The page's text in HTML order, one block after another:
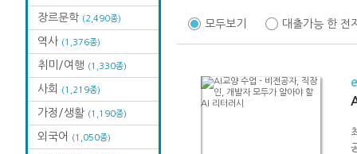
장르문학 (2,490종)
역사 (1,376종)
취미/여행 (1,330종)
사회 (1,219종)
가정/생활 (1,190종)
외국어 (1,050종)
모두보기 대출가능 한 전